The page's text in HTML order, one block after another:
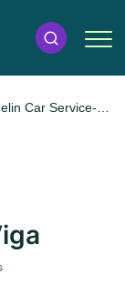
Car Service-